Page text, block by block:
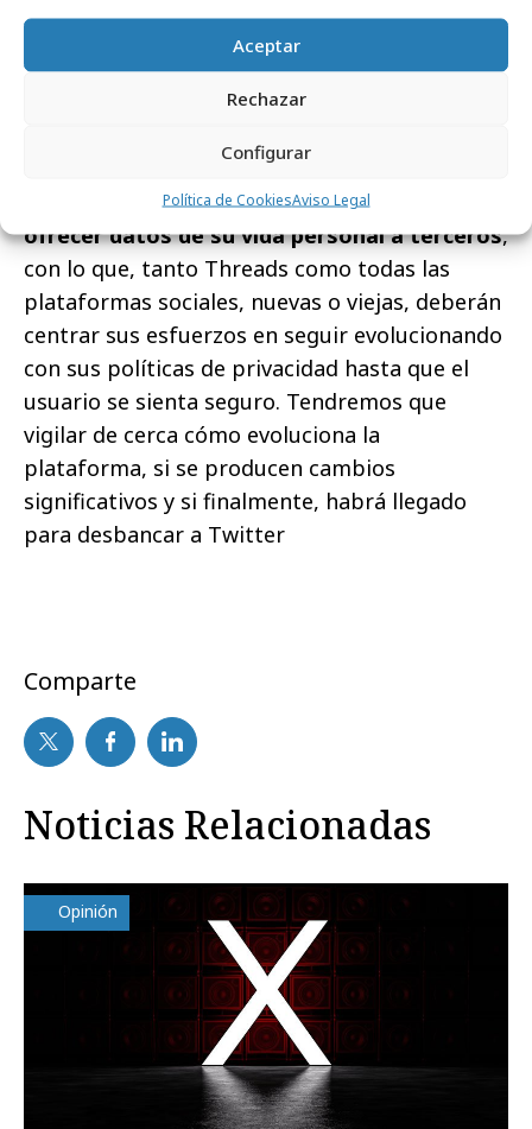
Aceptar
Rechazar
Configurar
Política de CookiesAviso Legal
hay mensajes directos, no se puede utilizar
versión web y no se puede filtrar por
usuarios cada vez están más concienciados
con salvaguardar su privacidad y no quieren
ofrecer datos de su vida personal a terceros,
con lo que, tanto Threads como todas las
plataformas sociales, nuevas o viejas, deberán
centrar sus esfuerzos en seguir evolucionando
con sus políticas de privacidad hasta que el
usuario se sienta seguro. Tendremos que
vigilar de cerca cómo evoluciona la
plataforma, si se producen cambios
significativos y si finalmente, habrá llegado
para desbancar a Twitter
Comparte
Noticias Relacionadas
Opinión